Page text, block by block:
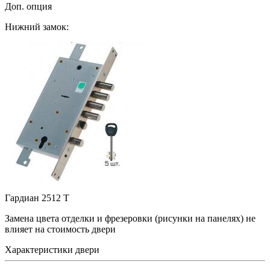
Доп. опция
Нижний замок:
Гардиан 2512 Т
Замена цвета отделки и фрезеровки (рисунки на панелях) не
влияет на стоимость двери
Характеристики двери